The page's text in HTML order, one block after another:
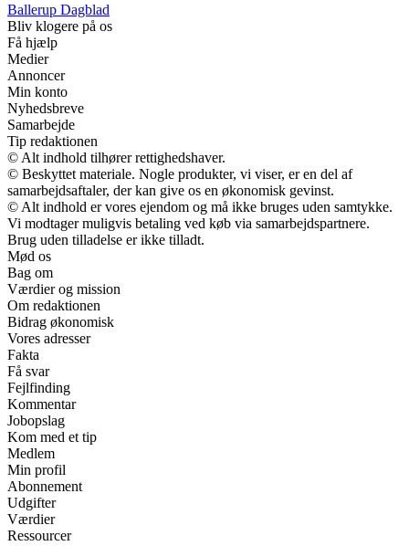
Ballerup Dagblad
Bliv klogere på os
Få hjælp
Medier
Annoncer
Min konto
Nyhedsbreve
Samarbejde
Tip redaktionen
© Alt indhold tilhører rettighedshaver.
© Beskyttet materiale. Nogle produkter, vi viser, er en del af
samarbejdsaftaler, der kan give os en økonomisk gevinst.
© Alt indhold er vores ejendom og må ikke bruges uden samtykke.
Vi modtager muligvis betaling ved køb via samarbejdspartnere.
Brug uden tilladelse er ikke tilladt.
Mød os
Bag om
Værdier og mission
Om redaktionen
Bidrag økonomisk
Vores adresser
Fakta
Få svar
Fejlfinding
Kommentar
Jobopslag
Kom med et tip
Medlem
Min profil
Abonnement
Udgifter
Værdier
Ressourcer